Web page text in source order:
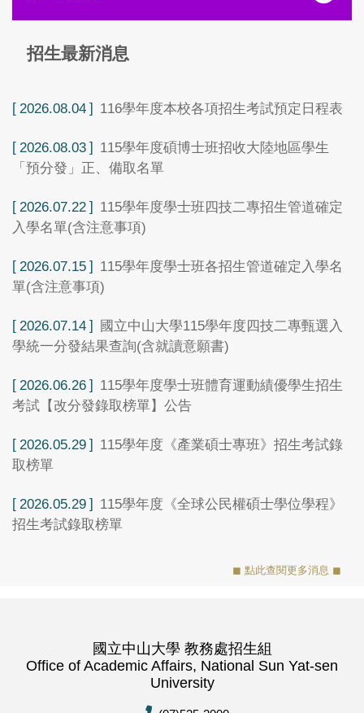
招生最新消息
2026.08.04 116學年度本校各項招生考試預定日程表
2026.08.03
115學年度碩博士班招收大陸地區學生
「預分發」正、備取名單
2026.07.22
115學年度學士班四技二專招生管道確定
入學名單(含注意事項)
2026.07.15
115學年度學士班各招生管道確定入學名
單(含注意事項)
2026.07.14
國立中山大學115學年度四技二專甄選入
學統一分發結果查詢(含就讀意願書)
2026.06.26
115學年度學士班體育運動績優學生招生
考試【改分發錄取榜單】公告
2026.05.29
115學年度《產業碩士專班》招生考試錄
取榜單
2026.05.29
115學年度《全球公民權碩士學位學程》
招生考試錄取榜單
◼ 點此查閱更多消息 ◼
國立中山大學 教務處招生組
Office of Academic Affairs, National Sun Yat-sen
University